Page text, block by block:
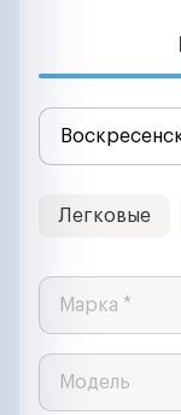
Легковые
Марка *
Модель